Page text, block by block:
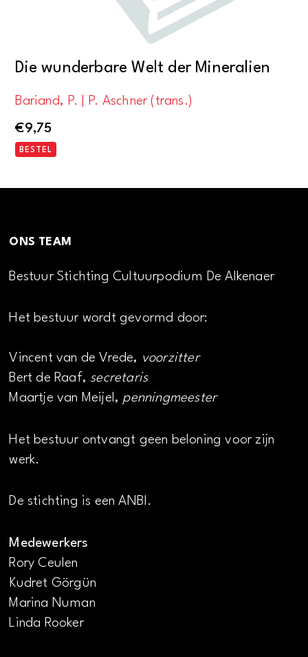
Die wunderbare Welt der Mineralien
Bariand, P. | P. Aschner (trans.)
€9,75
BESTEL
ONS TEAM
Bestuur Stichting Cultuurpodium De Alkenaer
Het bestuur wordt gevormd door:
Vincent van de Vrede, voorzitter
Bert de Raaf, secretaris
Maartje van Meijel, penningmeester
Het bestuur ontvangt geen beloning voor zijn
werk.
De stichting is een ANBI.
Medewerkers
Rory Ceulen
Kudret Görgün
Marina Numan
Linda Rooker